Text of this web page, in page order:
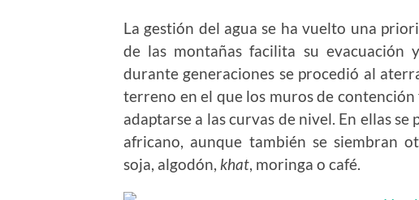
La gestión del agua se ha vuelto una
de las montañas facilita su evacuación
durante generaciones se procedió al
terreno en el que los muros de
adaptarse a las curvas de nivel. En ellas
africano, aunque también se siembran
soja, algodón, khat, moringa o café.